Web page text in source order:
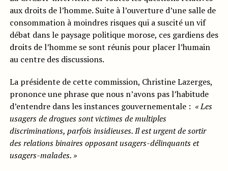
aux droits de l’homme. Suite à l’ouverture d’une salle de
consommation à moindres risques qui a suscité un vif
débat dans le paysage politique morose, ces gardiens des
droits de l’homme se sont réunis pour placer l’humain
au centre des discussions.
La présidente de cette commission, Christine Lazerges,
prononce une phrase que nous n’avons pas l’habitude
d’entendre dans les instances gouvernementale : « Les
usagers de drogues sont victimes de multiples
discriminations, parfois insidieuses. Il est urgent de sortir
des relations binaires opposant usagers-délinquants et
usagers-malades. »